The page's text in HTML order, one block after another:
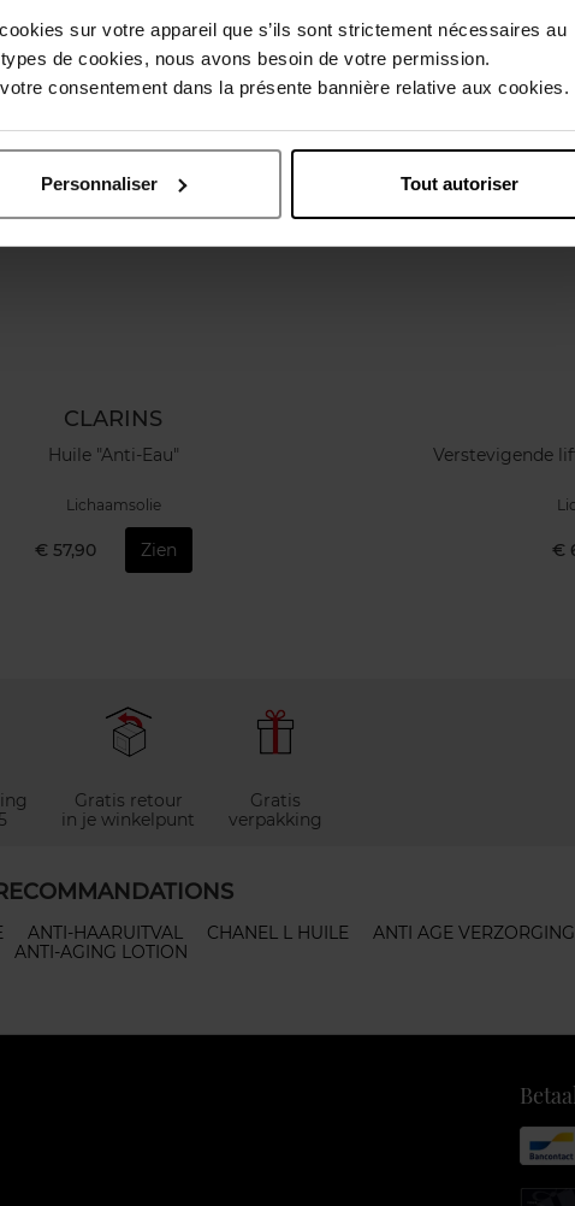
sur votre appareil que s’ils sont strictement nécessaires au
de cookies, nous avons besoin de votre permission.
consentement dans la présente bannière relative aux cookies.
Personnaliser Tout autoriser
CLARINS
Huile "Anti-Eau"
Lichaamsolie
€ 57,90 Zien
Nieuw
Verstevigende
€
Gratis retour
in je winkelpunt
Gratis
verpakking
ANTI-HAARUITVAL CHANEL L HUILE ANTI AGE VERZORGING
ANTI-AGING LOTION